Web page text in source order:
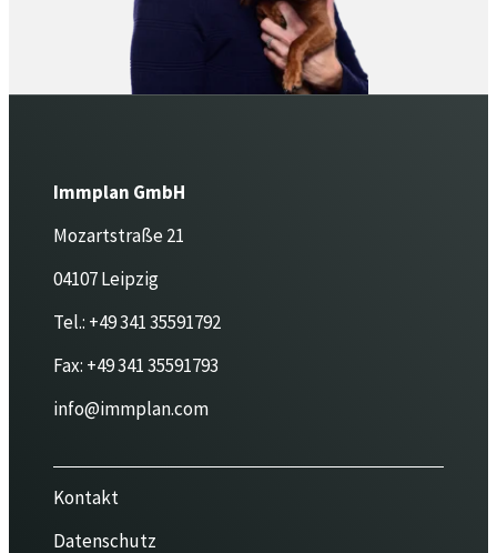
Immplan GmbH
Mozartstraße 21
04107 Leipzig
Tel.: +49 341 35591792
Fax: +49 341 35591793
info@immplan.com
Kontakt
Datenschutz